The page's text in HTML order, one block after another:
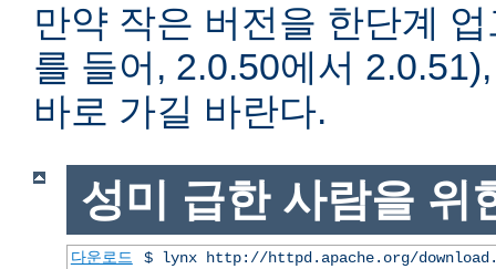
만약 작은 버전을 한단계
를 들어, 2.0.50에서
바로 가길 바란다.
성미 급한 사람을 위
다운로드
$ lynx http://httpd.apache.org/